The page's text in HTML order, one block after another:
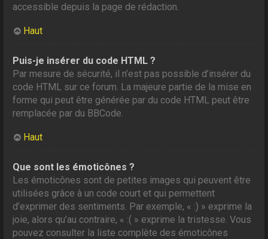
accessible depuis la page de rédaction.
Haut
Puis-je insérer du code HTML ?
Par mesure de sécurité, il n’est pas possible d’insérer du
code HTML sur ce forum. La majeure partie de la mise en
forme qui peut être générée par du code HTML peut être
remplacée par du BBCode.
Haut
Que sont les émoticônes ?
Les émoticônes sont de petites images qui peuvent être
utilisées grâce à un code court et qui permettent
d’exprimer des sentiments. Par exemple, « :) » exprime la
joie, alors qu’au contraire, « :( » exprime la tristesse. Vous
pouvez consulter la liste complète des émoticônes